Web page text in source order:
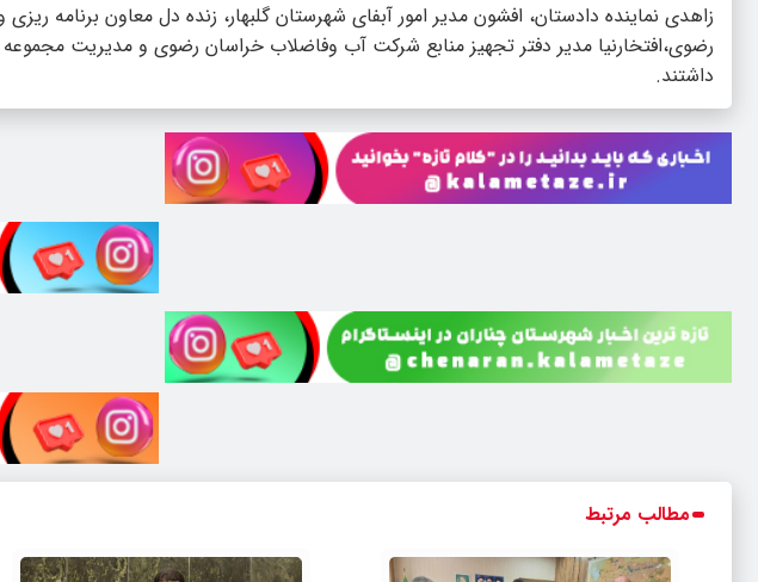
زاهدی نماینده دادستان، افشون مدیر امور آبفای شهرستان گلبهار، زنده دل معاون برنامه
رضوی،افتخارنیا مدیر دفتر تجهیز منابع شرکت آب وفاضلاب خراسان رضوی و مدیریت
داشتند.
مطالب مرتبط